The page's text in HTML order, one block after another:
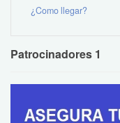
¿Como llegar?
Patrocinadores 1